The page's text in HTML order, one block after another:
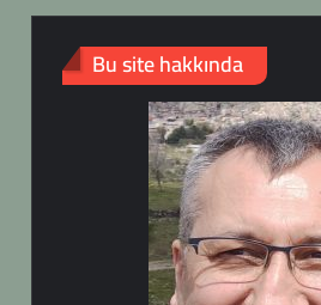
Bu site hakkında